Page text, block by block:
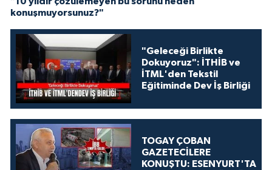
konuşmuyorsunuz?"
"Geleceği Birlikte
Dokuyoruz": İTHİB ve
İTML'den Tekstil
Eğitiminde Dev İş Birliği
TOGAY ÇOBAN
GAZETECİLERE
KONUŞTU: ESENYURT'TA